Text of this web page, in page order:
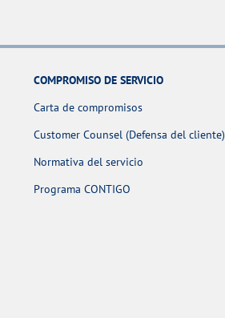
COMPROMISO DE SERVICIO
Carta de compromisos
Customer Counsel (Defensa del cliente)
Normativa del servicio
Programa CONTIGO